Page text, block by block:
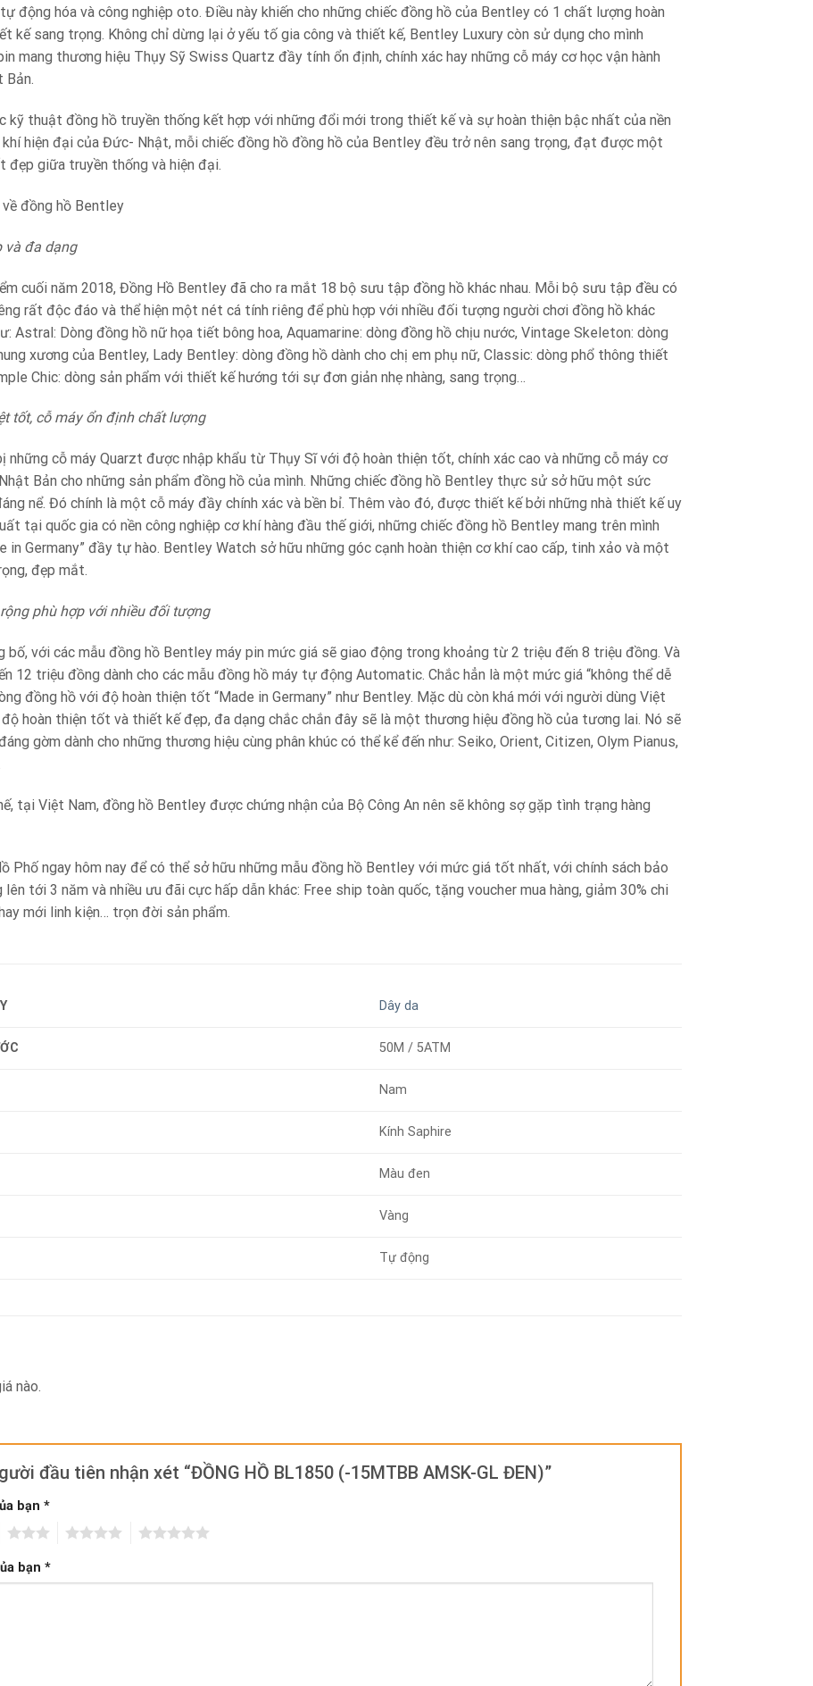
động hóa và công nghiệp oto. Điều này khiến cho những chiếc đồng hồ của Bentley có 1 chất lượng hoàn
kế sang trọng. Không chỉ dừng lại ở yếu tố gia công và thiết kế, Bentley Luxury còn sử dụng cho mình
mang thương hiệu Thụy Sỹ Swiss Quartz đầy tính ổn định, chính xác hay những cỗ máy cơ học vận hành
Bản.
kỹ thuật đồng hồ truyền thống kết hợp với những đổi mới trong thiết kế và sự hoàn thiện bậc nhất của nền
khí hiện đại của Đức- Nhật, mỗi chiếc đồng hồ đồng hồ của Bentley đều trở nên sang trọng, đạt được một
đẹp giữa truyền thống và hiện đại.
đồng hồ Bentley
và đa dạng
cuối năm 2018, Đồng Hồ Bentley đã cho ra mắt 18 bộ sưu tập đồng hồ khác nhau. Mỗi bộ sưu tập đều có
rất độc đáo và thể hiện một nét cá tính riêng để phù hợp với nhiều đối tượng người chơi đồng hồ khác
Astral: Dòng đồng hồ nữ họa tiết bông hoa, Aquamarine: dòng đồng hồ chịu nước, Vintage Skeleton: dòng
xương của Bentley, Lady Bentley: dòng đồng hồ dành cho chị em phụ nữ, Classic: dòng phổ thông thiết
Chic: dòng sản phẩm với thiết kế hướng tới sự đơn giản nhẹ nhàng, sang trọng…
tốt, cỗ máy ổn định chất lượng
những cỗ máy Quarzt được nhập khẩu từ Thụy Sĩ với độ hoàn thiện tốt, chính xác cao và những cỗ máy cơ
Bản cho những sản phẩm đồng hồ của mình. Những chiếc đồng hồ Bentley thực sử sở hữu một sức
nể. Đó chính là một cỗ máy đầy chính xác và bền bỉ. Thêm vào đó, được thiết kế bởi những nhà thiết kế uy
tại quốc gia có nền công nghiệp cơ khí hàng đầu thế giới, những chiếc đồng hồ Bentley mang trên mình
in Germany” đầy tự hào. Bentley Watch sở hữu những góc cạnh hoàn thiện cơ khí cao cấp, tinh xảo và một
đẹp mắt.
phù hợp với nhiều đối tượng
bố, với các mẫu đồng hồ Bentley máy pin mức giá sẽ giao động trong khoảng từ 2 triệu đến 8 triệu đồng. Và
12 triệu đồng dành cho các mẫu đồng hồ máy tự động Automatic. Chắc hẳn là một mức giá “không thể dễ
đồng hồ với độ hoàn thiện tốt “Made in Germany” như Bentley. Mặc dù còn khá mới với người dùng Việt
độ hoàn thiện tốt và thiết kế đẹp, đa dạng chắc chắn đây sẽ là một thương hiệu đồng hồ của tương lai. Nó sẽ
gờm dành cho những thương hiệu cùng phân khúc có thể kể đến như: Seiko, Orient, Citizen, Olym Pianus,
tại Việt Nam, đồng hồ Bentley được chứng nhận của Bộ Công An nên sẽ không sợ gặp tình trạng hàng
Phố ngay hôm nay để có thể sở hữu những mẫu đồng hồ Bentley với mức giá tốt nhất, với chính sách bảo
lên tới 3 năm và nhiều ưu đãi cực hấp dẫn khác: Free ship toàn quốc, tặng voucher mua hàng, giảm 30% chi
mới linh kiện… trọn đời sản phẩm.
Dây da
50M / 5ATM
Nam
Kính Saphire
Màu đen
Vàng
Tự động
nào.
đầu tiên nhận xét “ĐỒNG HỒ BL1850 (-15MTBB AMSK-GL ĐEN)”
bạn *
bạn *